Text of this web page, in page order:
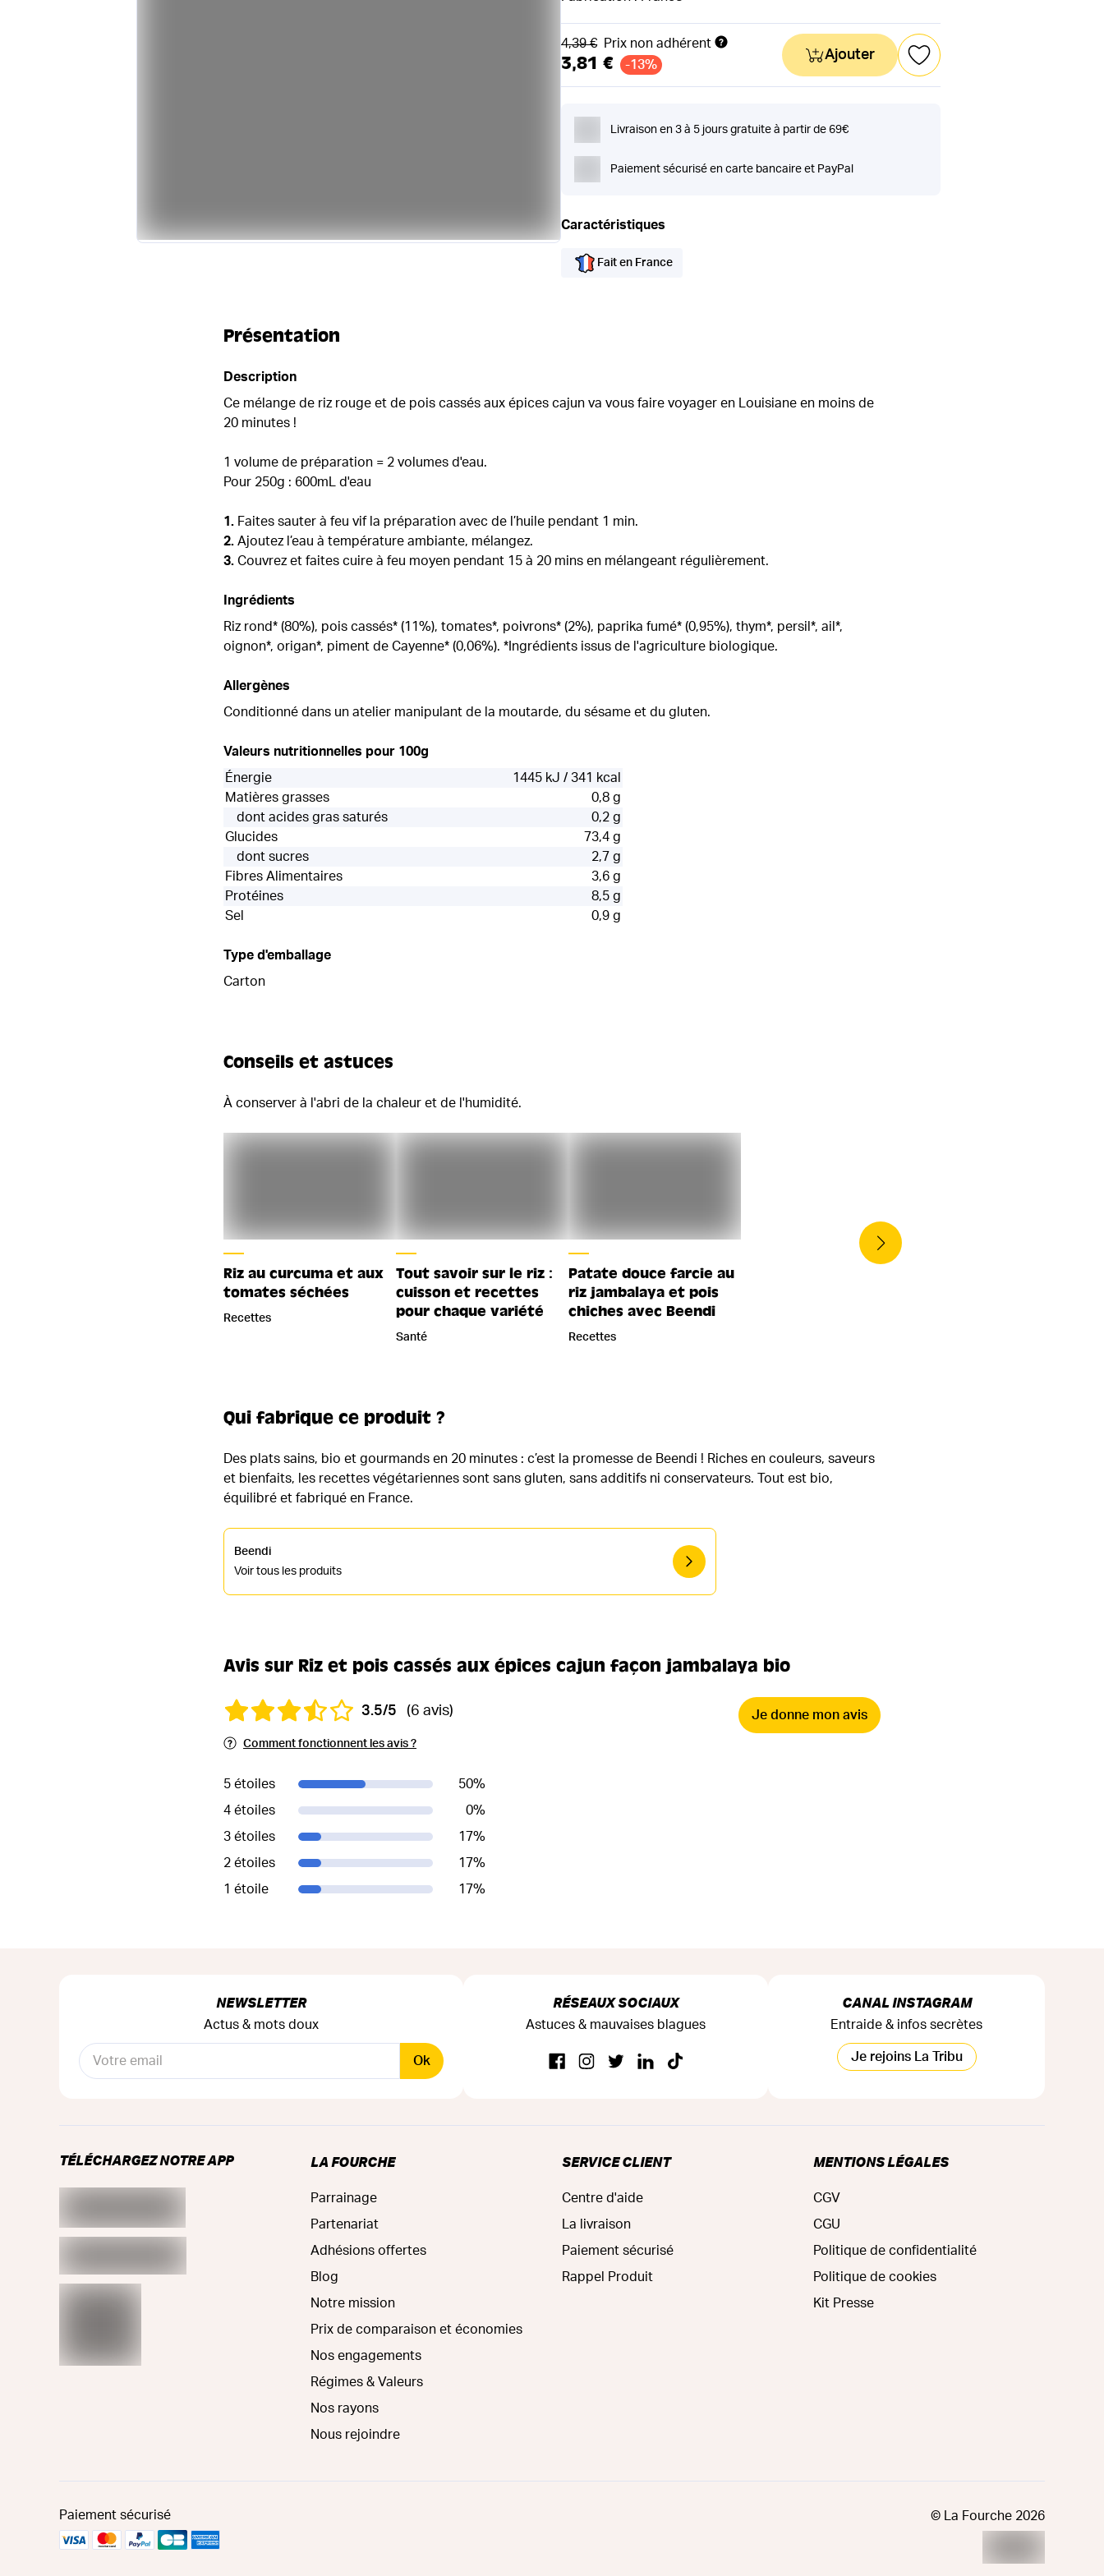
Ancien prix
4,39 € Prix non adhérent
3,81 € -13%
Ajouter
Livraison en 3 à 5 jours gratuite à partir de 69€
Paiement sécurisé en carte bancaire et PayPal
Caractéristiques
Fait en France
Présentation
Description
Ce mélange de riz rouge et de pois cassés aux épices cajun va vous faire voyager en Louisiane en moins de
20 minutes !
1 volume de préparation = 2 volumes d'eau.
Pour 250g : 600mL d'eau
1. Faites sauter à feu vif la préparation avec de l’huile pendant 1 min.
2. Ajoutez l’eau à température ambiante, mélangez.
3. Couvrez et faites cuire à feu moyen pendant 15 à 20 mins en mélangeant régulièrement.
Ingrédients
Riz rond* (80%), pois cassés* (11%), tomates*, poivrons* (2%), paprika fumé* (0,95%), thym*, persil*, ail*,
oignon*, origan*, piment de Cayenne* (0,06%). *Ingrédients issus de l'agriculture biologique.
Allergènes
Conditionné dans un atelier manipulant de la moutarde, du sésame et du gluten.
Valeurs nutritionnelles pour 100g
Énergie
1445 kJ / 341 kcal
Matières grasses
0,8 g
dont acides gras saturés
0,2 g
Glucides
73,4 g
dont sucres
2,7 g
Fibres Alimentaires
3,6 g
Protéines
8,5 g
Sel
0,9 g
Type d'emballage
Carton
Conseils et astuces
À conserver à l'abri de la chaleur et de l'humidité.
Riz au curcuma et aux
tomates séchées
Recettes
Tout savoir sur le riz :
cuisson et recettes
pour chaque variété
Santé
Patate douce farcie au
riz jambalaya et pois
chiches avec Beendi
Recettes
Qui fabrique ce produit ?
Des plats sains, bio et gourmands en 20 minutes : c’est la promesse de Beendi ! Riches en couleurs, saveurs
et bienfaits, les recettes végétariennes sont sans gluten, sans additifs ni conservateurs. Tout est bio,
équilibré et fabriqué en France.
Beendi
Voir tous les produits
Avis sur Riz et pois cassés aux épices cajun façon jambalaya bio
3.5/5 (6 avis)
Comment fonctionnent les avis ?
Je donne mon avis
5 étoiles 50%
4 étoiles
0%
3 étoiles
17%
2 étoiles
17%
1 étoile
17%
NEWSLETTER
Actus & mots doux
Ok
RÉSEAUX SOCIAUX
Astuces & mauvaises blagues
CANAL INSTAGRAM
Entraide & infos secrètes
Je rejoins La Tribu
TÉLÉCHARGEZ NOTRE APP LA FOURCHE
Parrainage
Partenariat
Adhésions offertes
Blog
Notre mission
Prix de comparaison et économies
Nos engagements
Régimes & Valeurs
Nos rayons
Nous rejoindre
SERVICE CLIENT
Centre d'aide
La livraison
Paiement sécurisé
Rappel Produit
MENTIONS LÉGALES
CGV
CGU
Politique de confidentialité
Politique de cookies
Kit Presse
Paiement sécurisé © La Fourche 2026